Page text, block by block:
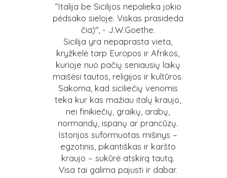
“Italija be Sicilijos nepalieka jokio
pėdsako sieloje. Viskas prasideda
čia)", - J.W.Goethe.
Sicilija yra nepaprasta vieta,
kryžkelė tarp Europos ir Afrikos,
kurioje nuo pačių seniausių laikų
maišėsi tautos, religijos ir kultūros.
Sakoma, kad siciliečių venomis
teka kur kas mažiau italų kraujo,
nei finikiečių, graikų, arabų,
normandų, ispanų ar prancūzų.
Istorijos suformuotas mišinys –
egzotinis, pikantiškas ir karšto
kraujo – sukūrė atskirą tautą.
Visa tai galima pajusti ir dabar.